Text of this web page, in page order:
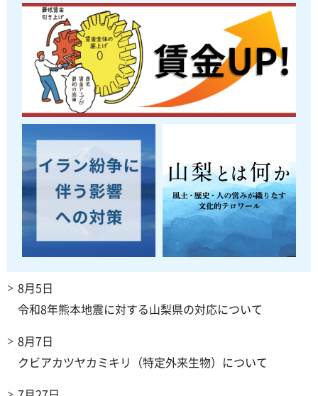
8月5日
令和8年熊本地震に対する山梨県の対応について
8月7日
クビアカツヤカミキリ（特定外来生物）について